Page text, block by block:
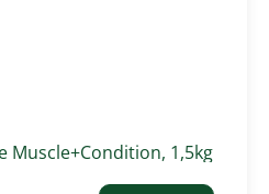
Muscle+Condition, 1,5kg